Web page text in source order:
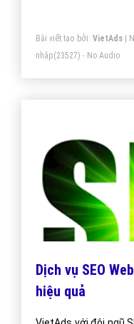
Bài viết tạo bởi: VietAds|
nhập(23527) - No Audio
Dịch vụ SEO
hiệu quả